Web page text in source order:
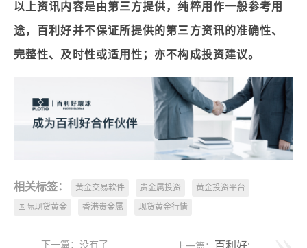
以上资讯内容是由第三方提供，纯粹用作一般参考用
途，百利好并不保证所提供的第三方资讯的准确性、
完整性、及时性或适用性；亦不构成投资建议。
相关标签： 黄金交易软件 贵金属投资
黄金投资平台
国际现货黄金
香港贵金属 现货黄金行情
下一篇：没有了